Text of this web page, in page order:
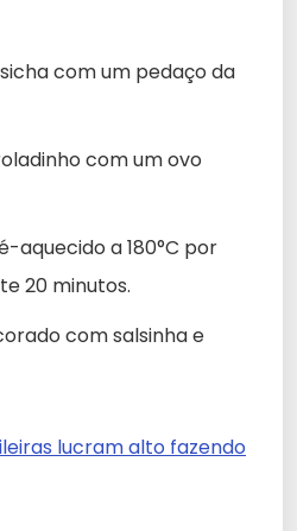
com um pedaço da
com um ovo
aquecido a 180°C por
20 minutos.
com salsinha e
lucram alto fazendo